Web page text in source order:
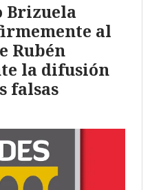
Brizuela
al
Rubén
la difusión
falsas